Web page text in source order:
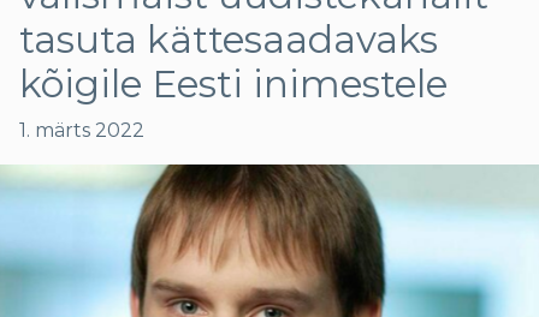
tasuta kättesaadavaks
kõigile Eesti inimestele
1. märts 2022